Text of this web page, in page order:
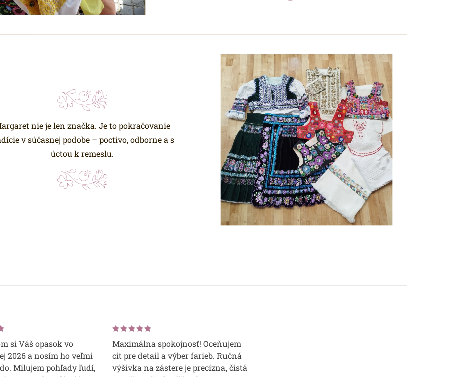
nie je len značka. Je to pokračovanie
v súčasnej podobe – poctivo, odborne a s
úctou k remeslu.
si Váš opasok vo
2026 a nosím ho veľmi
Milujem pohľady ľudí,
Maximálna spokojnosť! Oceňujem
cit pre detail a výber farieb. Ručná
výšivka na zástere je precízna, čistá